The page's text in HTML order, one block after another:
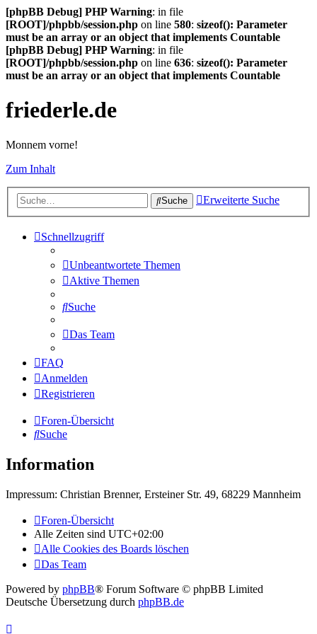
[phpBB Debug] PHP Warning: in file
[ROOT]/phpbb/session.php on line 580: sizeof(): Parameter
must be an array or an object that implements Countable
[phpBB Debug] PHP Warning: in file
[ROOT]/phpbb/session.php on line 636: sizeof(): Parameter
must be an array or an object that implements Countable
friederle.de
Monnem vorne!
Zum Inhalt
Suche Erweiterte Suche
Schnellzugriff
Unbeantwortete Themen
Aktive Themen
Suche
Das Team
FAQ
Anmelden
Registrieren
Foren-Übersicht
Suche
Information
Impressum: Christian Brenner, Ersteiner Str. 49, 68229 Mannheim
Foren-Übersicht
Alle Zeiten sind UTC+02:00
Alle Cookies des Boards löschen
Das Team
Powered by phpBB® Forum Software © phpBB Limited
Deutsche Übersetzung durch phpBB.de